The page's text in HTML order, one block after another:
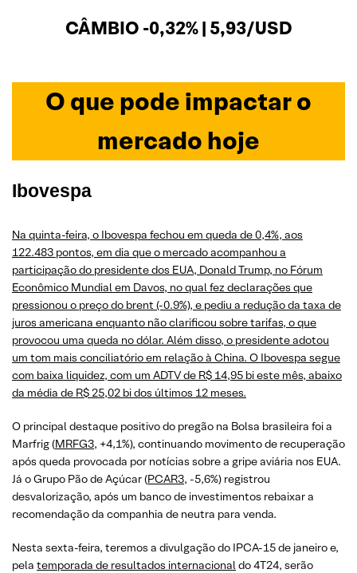
CÂMBIO -0,32% | 5,93/USD
O que pode impactar o
mercado hoje
Ibovespa
Na quinta-feira, o Ibovespa fechou em queda de 0,4%, aos
122.483 pontos, em dia que o mercado acompanhou a
participação do presidente dos EUA, Donald Trump, no Fórum
Econômico Mundial em Davos, no qual fez declarações que
pressionou o preço do brent (-0.9%), e pediu a redução da taxa de
juros americana enquanto não clarificou sobre tarifas, o que
provocou uma queda no dólar. Além disso, o presidente adotou
um tom mais conciliatório em relação à China. O Ibovespa segue
com baixa liquidez, com um ADTV de R$ 14,95 bi este mês, abaixo
da média de R$ 25,02 bi dos últimos 12 meses.
O principal destaque positivo do pregão na Bolsa brasileira foi a
Marfrig (MRFG3, +4,1%), continuando movimento de recuperação
após queda provocada por notícias sobre a gripe aviária nos EUA.
Já o Grupo Pão de Açúcar (PCAR3, -5,6%) registrou
desvalorização, após um banco de investimentos rebaixar a
recomendação da companhia de neutra para venda.
Nesta sexta-feira, teremos a divulgação do IPCA-15 de janeiro e,
pela temporada de resultados internacionaldo 4T24, serão